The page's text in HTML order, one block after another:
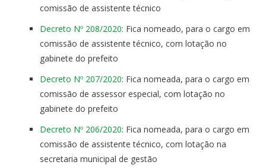
comissão de assistente técnico
Decreto Nº 208/2020: Fica nomeado, para o cargo em
comissão de assistente técnico, com lotação no
gabinete do prefeito
Decreto Nº 207/2020: Fica nomeada, para o cargo em
comissão de assessor especial, com lotação no
gabinete do prefeito
Decreto Nº 206/2020: Fica nomeada, para o cargo em
comissão de assistente técnico, com lotação na
secretaria municipal de gestão